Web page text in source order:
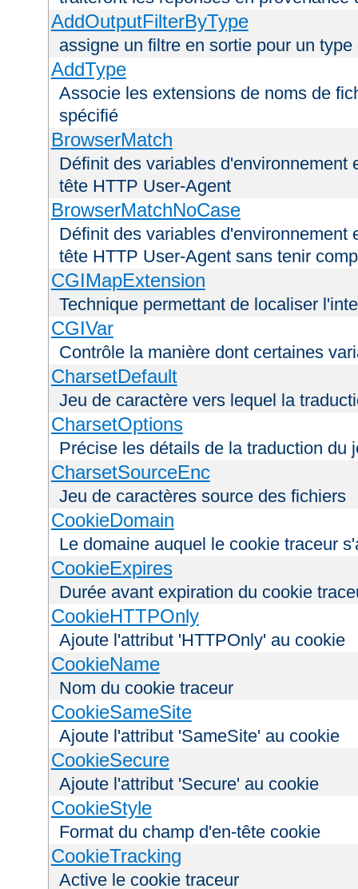
AddOutputFilterByType
assigne un filtre en sortie pour un
AddType
Associe les extensions de noms de
spécifié
BrowserMatch
Définit des variables d'environnement
tête HTTP User-Agent
BrowserMatchNoCase
Définit des variables d'environnement
tête HTTP User-Agent sans tenir
CGIMapExtension
Technique permettant de localiser
CGIVar
Contrôle la manière dont certaines
CharsetDefault
Jeu de caractère vers lequel la
CharsetOptions
Précise les détails de la traduction du
CharsetSourceEnc
Jeu de caractères source des fichiers
CookieDomain
Le domaine auquel le cookie traceur
CookieExpires
Durée avant expiration du cookie
CookieHTTPOnly
Ajoute l'attribut 'HTTPOnly' au cookie
CookieName
Nom du cookie traceur
CookieSameSite
Ajoute l'attribut 'SameSite' au cookie
CookieSecure
Ajoute l'attribut 'Secure' au cookie
CookieStyle
Format du champ d'en-tête cookie
CookieTracking
Active le cookie traceur